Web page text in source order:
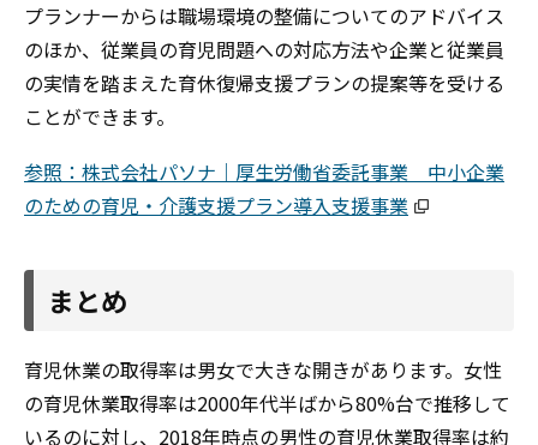
プランナーからは職場環境の整備についてのアドバイス
のほか、従業員の育児問題への対応方法や企業と従業員
の実情を踏まえた育休復帰支援プランの提案等を受ける
ことができます。
参照：株式会社パソナ｜厚生労働省委託事業 中小企業
のための育児・介護支援プラン導入支援事業
まとめ
育児休業の取得率は男女で大きな開きがあります。女性
の育児休業取得率は2000年代半ばから80%台で推移して
いるのに対し、2018年時点の男性の育児休業取得率は約